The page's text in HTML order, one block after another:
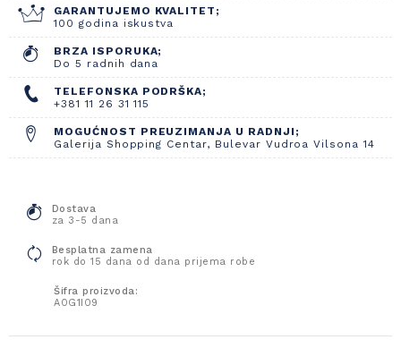
GARANTUJEMO KVALITET;
100 godina iskustva
BRZA ISPORUKA;
Do 5 radnih dana
TELEFONSKA PODRŠKA;
+381 11 26 31 115
MOGUĆNOST PREUZIMANJA U RADNJI;
Galerija Shopping Centar, Bulevar Vudroa Vilsona 14
Dostava
za 3-5 dana
Besplatna zamena
rok do 15 dana od dana prijema robe
Šifra proizvoda:
A0G1I09